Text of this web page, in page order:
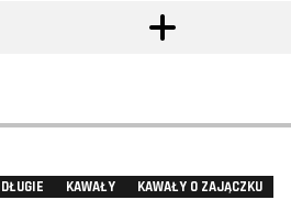
DŁUGIE KAWAŁY KAWAŁY O ZAJĄCZKU